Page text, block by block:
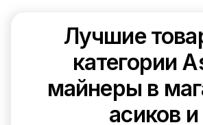
Лучшие
категории
майнеры в
асиков и